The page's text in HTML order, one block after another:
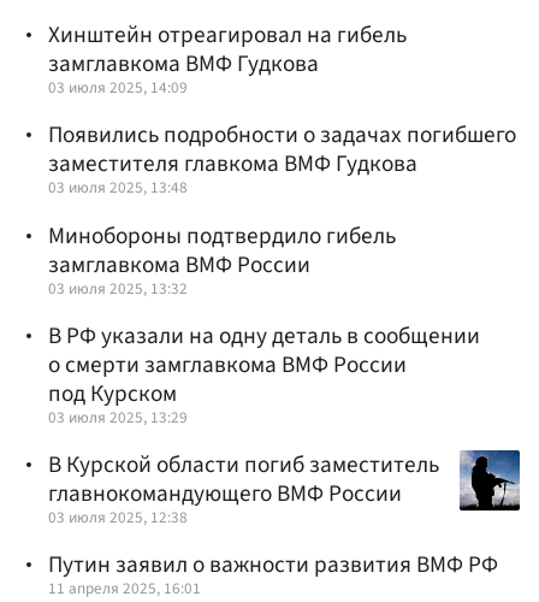
Хинштейн отреагировал на гибель
замглавкома ВМФ Гудкова
03 июля 2025, 14:09
Появились подробности о задачах погибшего
заместителя главкома ВМФ Гудкова
03 июля 2025, 13:48
Минобороны подтвердило гибель
замглавкома ВМФ России
03 июля 2025, 13:32
В РФ указали на одну деталь в сообщении
о смерти замглавкома ВМФ России
под Курском
03 июля 2025, 13:29
В Курской области погиб заместитель
главнокомандующего ВМФ России
03 июля 2025, 12:38
Путин заявил о важности развития ВМФ РФ
11 апреля 2025, 16:01